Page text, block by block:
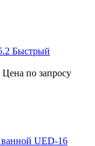
Быстрый
Цена по запросу